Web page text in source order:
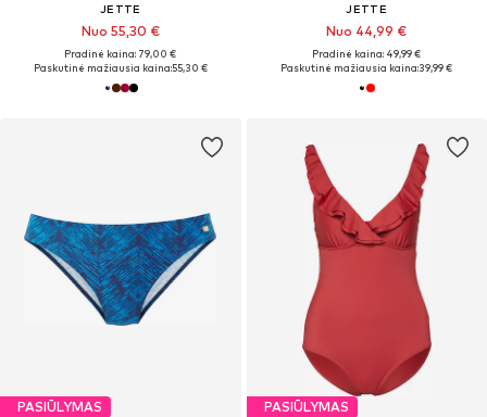
JETTE
Nuo 55,30 €
Pradinė kaina: 79,00 €
Paskutinė mažiausia kaina:55,30 €
JETTE
Nuo 44,99 €
Pradinė kaina: 49,99 €
Paskutinė mažiausia kaina:39,99 €
PASIŪLYMAS PASIŪLYMAS